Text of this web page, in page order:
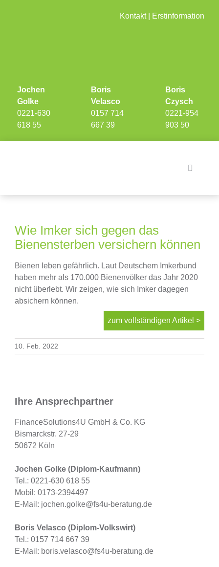
Jochen
Golke
0221-630
618 55
Boris
Velasco
0157 714
667 39
Boris
Czysch
0221-954
903 50
Kontakt| Erstinformation
Toggle
Investments
Finanzierung
Absicherungen
Über uns
Onlinevergleich
Wie Imker sich gegen das
Bienensterben versichern können
Bienen leben gefährlich. Laut Deutschem Imkerbund
haben mehr als 170.000 Bienenvölker das Jahr 2020
nicht überlebt. Wir zeigen, wie sich Imker dagegen
absichern können.
zum vollständigen Artikel >
10. Feb. 2022
Ihre Ansprechpartner
FinanceSolutions4U GmbH & Co. KG
Bismarckstr. 27-29
50672 Köln
Jochen Golke (Diplom-Kaufmann)
Tel.: 0221-630 618 55
Mobil: 0173-2394497
E-Mail: jochen.golke@fs4u-beratung.de
Boris Velasco (Diplom-Volkswirt)
Tel.: 0157 714 667 39
E-Mail: boris.velasco@fs4u-beratung.de